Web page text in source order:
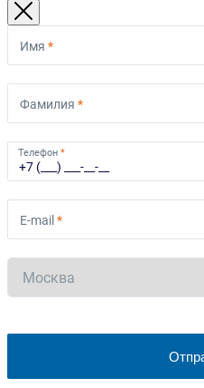
Имя *
Фамилия *
Телефон *
E-mail *